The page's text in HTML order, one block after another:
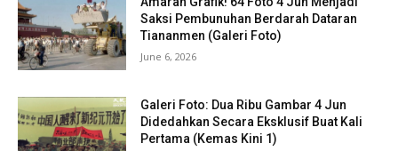
Saksi Pembunuhan Berdarah Dataran
Tiananmen (Galeri Foto)
June 6, 2026
Galeri Foto: Dua Ribu Gambar 4 Jun
Didedahkan Secara Eksklusif Buat Kali
Pertama (Kemas Kini 1)